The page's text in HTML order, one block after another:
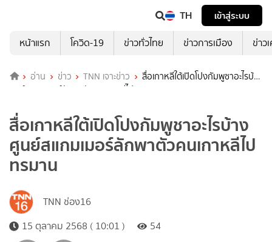
TH
เข้าสู่ระบบ
หน้าแรก
โควิด-19 ข่าวทั่วไทย ข่าวการเมือง ข่าว
อ่าน ข่าว TNN เจาะข่าว
สื่อเกาหลีใต้เปิดโปงกัมพูชาอะไรบ้าง
ศูนย์สแกมเมอร์ลักพาตัวคนเกาหลีไปทรมาน
สื่อเกาหลีใต้เปิดโปงกัมพูชาอะไรบ้าง
ศูนย์สแกมเมอร์ลักพาตัวคนเกาหลีไป
ทรมาน
TNN ช่อง16
15 ตุลาคม 2568 ( 10:01 )
54